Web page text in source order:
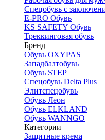
Спецобувь с
E-PRO Обувь
KS SAFETY Обувь
Треккинговая обувь
Бренд
Обувь OXYPAS
Западбалтобувь
Обувь STEP
Спецобувь Delta Plus
Элитспецобувь
Обувь Леон
Обувь ELKLAND
Обувь WANNGO
Категории
Защитные крема